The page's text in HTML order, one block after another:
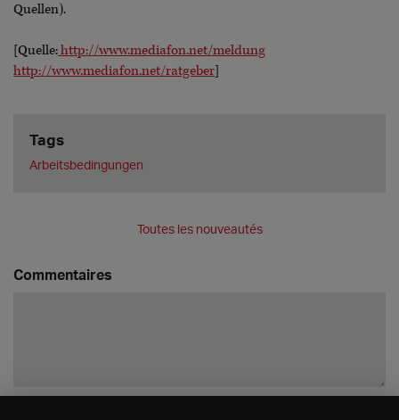
Quellen).
[Quelle:http://www.mediafon.net/meldung
http://www.mediafon.net/ratgeber]
Tags
Arbeitsbedingungen
Toutes les nouveautés
Commentaires